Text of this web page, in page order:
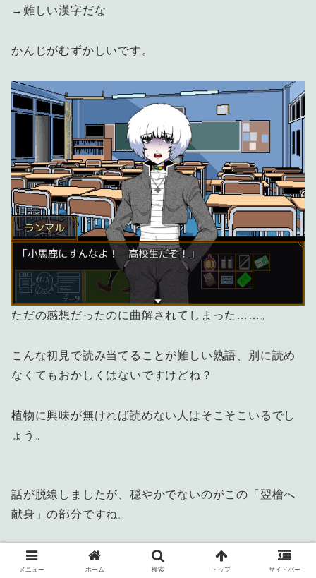
→難しい漢字だな
かんじがむずかしいです。
ただの感想だったのに曲解されてしまった……。
こんな初見で読み当てることが難しい熟語、別に読め
なくてもおかしくはないですけどね？
植物に興味が無ければ読めない人はそこそこいるでし
ょう。
話が脱線しましたが、穏やかでないのがこの「翌檜へ
献身」の部分ですね。
アスナロへ我が身を捧げる……それはつまり、デスゲ
ームで命をもてあそばれても文句は言いません、とい
メニュー ホーム 検索 トップ サイドバー